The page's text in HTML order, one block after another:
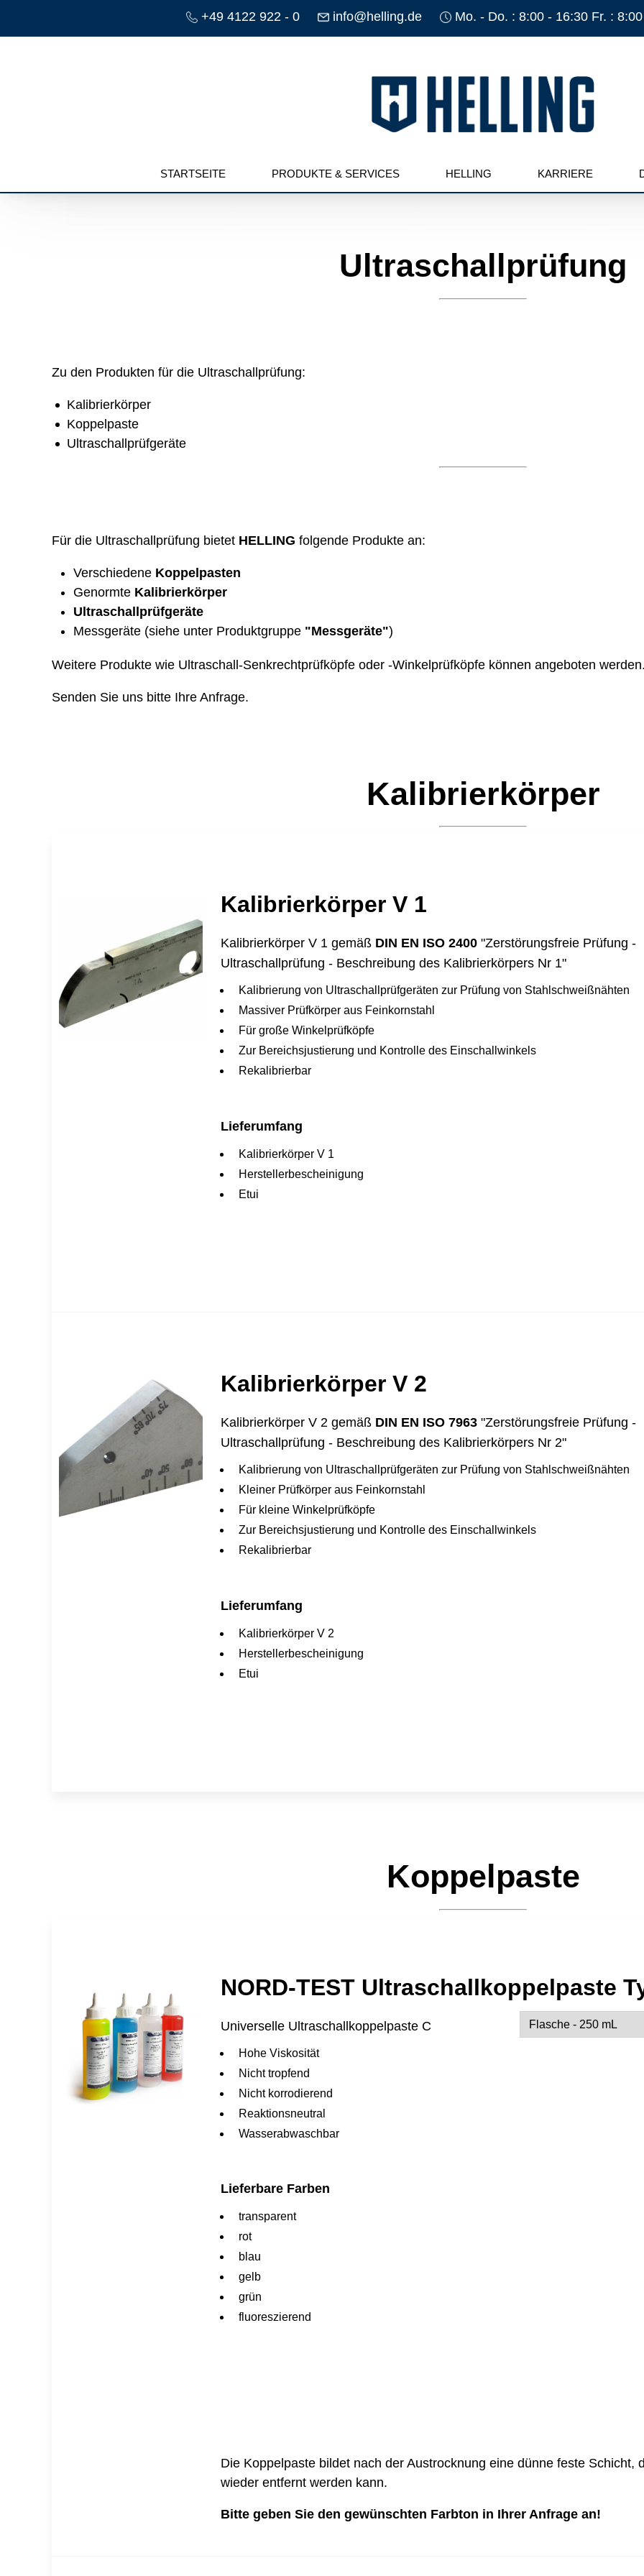
+49 4122 922 - 0 info@helling.de Mo. - Do. : 8:00 - 16:30 Fr. :
STARTSEITE PRODUKTE & SERVICES HELLING KARRIERE
Ultraschallprüfung
Zu den Produkten für die Ultraschallprüfung:
Kalibrierkörper
Koppelpaste
Ultraschallprüfgeräte
Für die Ultraschallprüfung bietet HELLING folgende Produkte an:
Verschiedene Koppelpasten
Genormte Kalibrierkörper
Ultraschallprüfgeräte
Messgeräte (siehe unter Produktgruppe "Messgeräte")
Weitere Produkte wie Ultraschall-Senkrechtprüfköpfe oder -Winkelprüfköpfe können angeboten werden.
Senden Sie uns bitte Ihre Anfrage.
Kalibrierkörper
Kalibrierkörper V 1
Kalibrierkörper V 1 gemäß DIN EN ISO 2400 "Zerstörungsfreie Prüfung -
Ultraschallprüfung - Beschreibung des Kalibrierkörpers Nr 1"
Kalibrierung von Ultraschallprüfgeräten zur Prüfung von Stahlschweißnähten
Massiver Prüfkörper aus Feinkornstahl
Für große Winkelprüfköpfe
Zur Bereichsjustierung und Kontrolle des Einschallwinkels
Rekalibrierbar
Lieferumfang
Kalibrierkörper V 1
Herstellerbescheinigung
Etui
Kalibrierkörper V 2
Kalibrierkörper V 2 gemäß DIN EN ISO 7963 "Zerstörungsfreie Prüfung -
Ultraschallprüfung - Beschreibung des Kalibrierkörpers Nr 2"
Kalibrierung von Ultraschallprüfgeräten zur Prüfung von Stahlschweißnähten
Kleiner Prüfkörper aus Feinkornstahl
Für kleine Winkelprüfköpfe
Zur Bereichsjustierung und Kontrolle des Einschallwinkels
Rekalibrierbar
Lieferumfang
Kalibrierkörper V 2
Herstellerbescheinigung
Etui
Koppelpaste
NORD-TEST Ultraschallkoppelpaste
Universelle Ultraschallkoppelpaste C
Hohe Viskosität
Nicht tropfend
Nicht korrodierend
Reaktionsneutral
Wasserabwaschbar
Lieferbare Farben
transparent
rot
blau
gelb
grün
fluoreszierend
Die Koppelpaste bildet nach der Austrocknung eine dünne feste Schicht,
wieder entfernt werden kann.
Bitte geben Sie den gewünschten Farbton in Ihrer Anfrage an!